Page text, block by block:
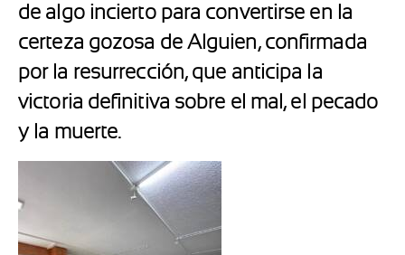
de algo incierto para convertirse en la
certeza gozosa de Alguien, confirmada
por la resurrección, que anticipa la
victoria definitiva sobre el mal, el pecado
y la muerte.